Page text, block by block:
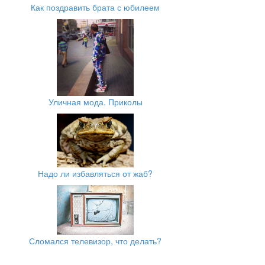
Как поздравить брата с юбилеем
Уличная мода. Приколы
Надо ли избавляться от жаб?
Сломался телевизор, что делать?